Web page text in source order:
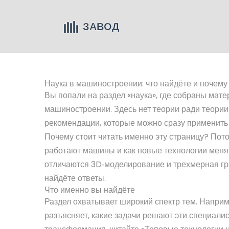
Наука в машиностроении: что найдёте и
Вы попали на раздел «наука», где собраны
машиностроении. Здесь нет теории ради
рекомендации, которые можно сразу
Почему стоит читать именно эту страницу?
работают машины и как новые технологии
отличаются 3D‑моделирование и трехмерная
найдёте ответы.
Что именно вы найдёте
Раздел охватывает широкий спектр тем.
разъясняет, какие задачи решают эти